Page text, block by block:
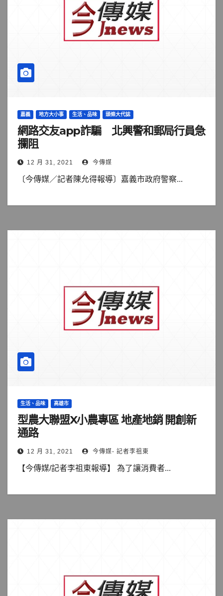
嘉義 地方大小事 生活、品味 頭條大代誌
網路交友app詐騙 北興警和郵局行員急
攔阻
12 月 31, 2021 今傳媒
〔今傳媒／記者陳允得報導〕嘉義市政府警察...
生活、品味 高雄市
型農大聯盟X小農專區 地產地銷 開創新
通路
12 月 31, 2021 今傳媒- 記者李祖東
【今傳媒/記者李祖東報導】 為了讓消費者...